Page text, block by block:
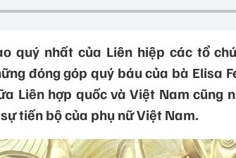
quý nhất của Liên hiệp các tổ
đóng góp quý báu của bà Elisa
Liên hợp quốc và Việt Nam cũng
tiến bộ của phụ nữ Việt Nam.